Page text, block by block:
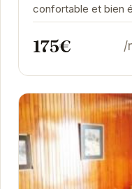
confortable et bien
à Orcières. Sa
175€ /